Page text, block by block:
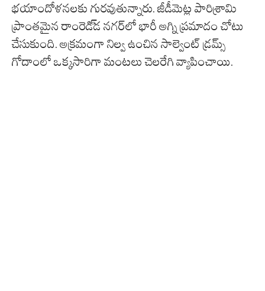
భ‌యాందోళ‌న‌ల‌కు గుర‌వుతున్నారు. జీడీమెట్ల పారిశ్రామి
ప్రాంత‌మైన రాంరెడి్డ న‌గ‌ర్‌లో భారీ అగ్ని ప్ర‌మాదం చోటు
చేసుకుంది. అక్ర‌మంగా నిల్వ ఉంచిన సాల్వెంట్ డ్ర‌మ్స్
గోదాంలో ఒక్క‌సారిగా మంట‌లు చెల‌రేగి వ్యాపించాయి.